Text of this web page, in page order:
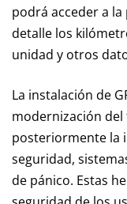
podrá acceder a
detalle los
unidad y otros
La instalación de
modernización
posteriormente la
seguridad,
de pánico. Estas